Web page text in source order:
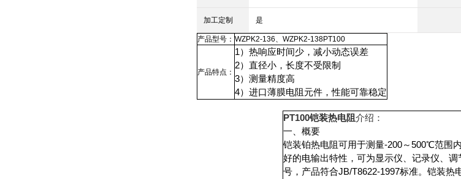
加工定制 是
产品型号： WZPK2-136、WZPK2-138PT100
产品特点：
1）热响应时间少，减小动态误差
2）直径小，长度不受限制
3）测量精度高
4）进口薄膜电阻元件，性能可靠稳定
PT100铠装热电阻介绍：
一、概要
铠装铂热电阻可用于测量-200～500℃范围
好的电输出特性，可为显示仪、记录仪、
号，产品符合JB/T8622-1997标准。铠装